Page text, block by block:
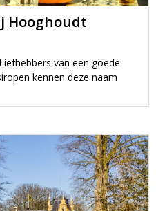
Hooghoudt
van een goede
kennen deze naam